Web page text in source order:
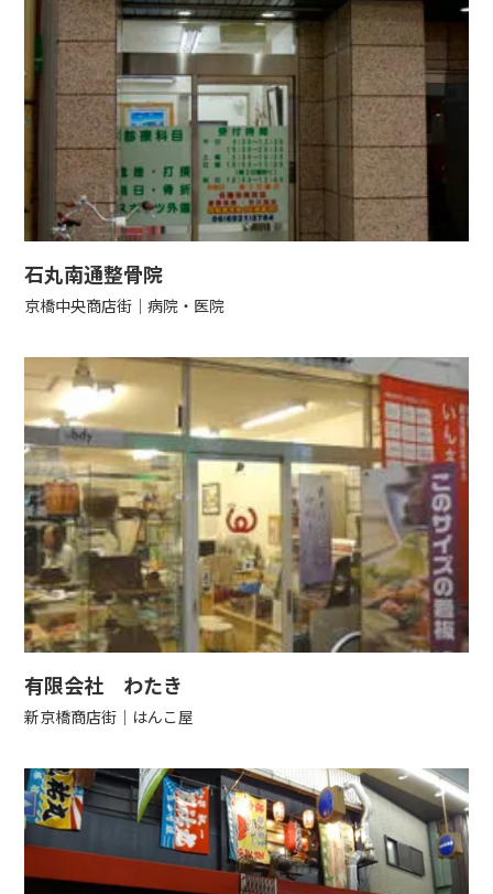
石丸南通整骨院
京橋中央商店街 病院・医院
有限会社 わたき
新京橋商店街 はんこ屋